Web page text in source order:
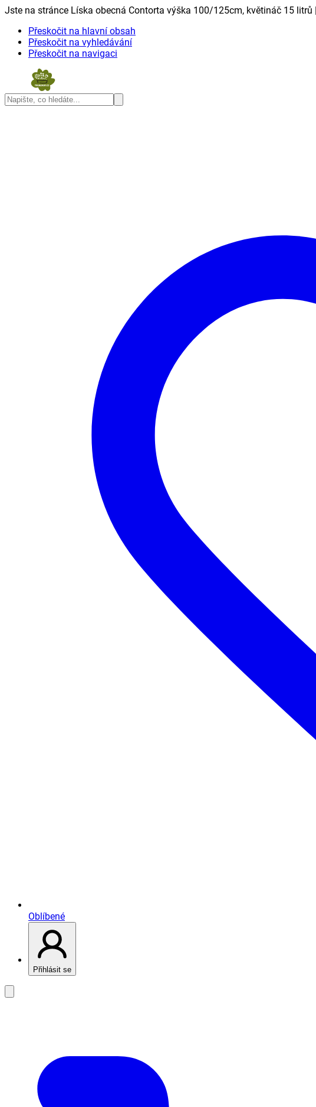
Jste na stránce Líska obecná Contorta výška 100/125cm, květináč 15 litrů
Přeskočit na hlavní obsah
Přeskočit na vyhledávání
Přeskočit na navigaci
Oblíbené
Přihlásit se